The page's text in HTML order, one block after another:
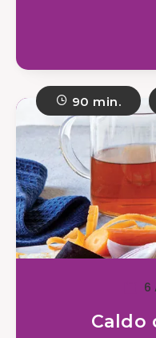
90 min.
6
Caldo